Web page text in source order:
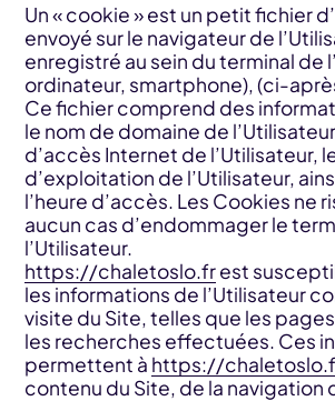
Un « cookie » est un petit fichier
envoyé sur le navigateur de
enregistré au sein du terminal de
ordinateur, smartphone), (ci-
Ce fichier comprend des
le nom de domaine de
d’accès Internet de l’Utilisateur,
d’exploitation de l’Utilisateur,
l’heure d’accès. Les Cookies ne
aucun cas d’endommager le
l’Utilisateur.
https://chaletoslo.frest
les informations de l’Utilisateur
visite du Site, telles que les
les recherches effectuées. Ces
permettent à https://
contenu du Site, de la navigation